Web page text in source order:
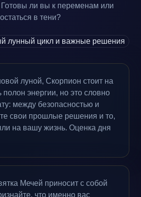
Готовы ли вы к переменам или
в тени?
луной, Скорпион стоит на
полон энергии, но это словно
между безопасностью и
свои прошлые решения и то,
на вашу жизнь. Оценка дня
Мечей приносит с собой
что именно вас